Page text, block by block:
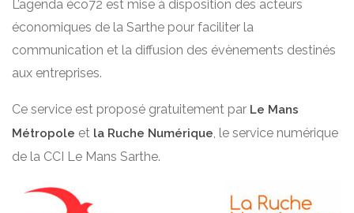
L’agenda éco72 est mise à disposition des acteurs
économiques de la Sarthe pour faciliter la
communication et la diffusion des évènements destinés
aux entreprises.
Ce service est proposé gratuitement par Le Mans
Métropole et la Ruche Numérique, le service numérique
de la CCI Le Mans Sarthe.